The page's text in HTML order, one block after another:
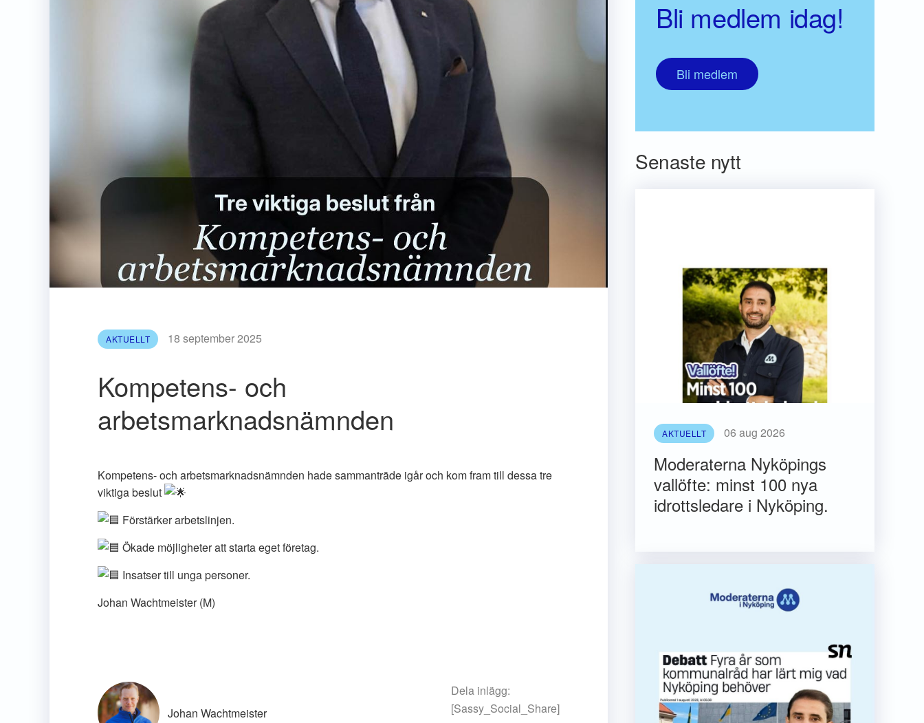
AKTUELLT 18 september 2025
Kompetens- och
arbetsmarknadsnämnden
Kompetens- och arbetsmarknadsnämnden hade sammanträde igår och kom fram till dessa tre
viktiga beslut
Förstärker arbetslinjen.
Ökade möjligheter att starta eget företag.
Insatser till unga personer.
Johan Wachtmeister (M)
Johan Wachtmeister
Dela inlägg:
[Sassy_Social_Share]
Bli medlem idag!
Bli medlem
Senaste nytt
AKTUELLT 06 aug 2026
Moderaterna Nyköpings
vallöfte: minst 100 nya
idrottsledare i Nyköping.